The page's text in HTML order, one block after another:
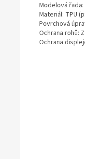
Modelová řada:
Materiál: TPU
Povrchová
Ochrana rohů:
Ochrana